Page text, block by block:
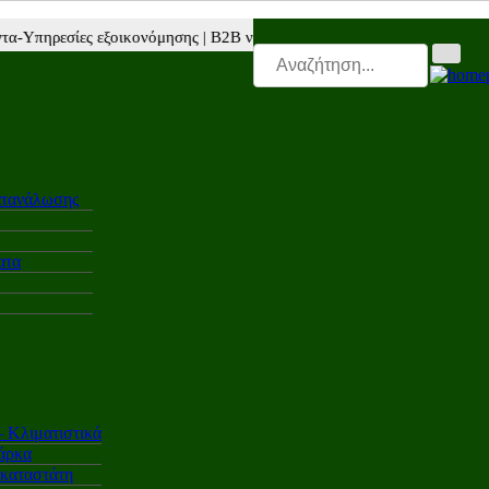
εξοικονόμησης |Β2Β νέα |Autotriti.gr |